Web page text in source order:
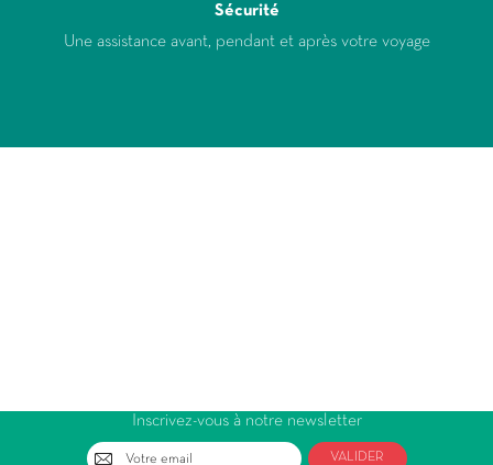
Sécurité
Une assistance avant, pendant et après votre voyage
Inscrivez-vous à notre newsletter
VALIDER